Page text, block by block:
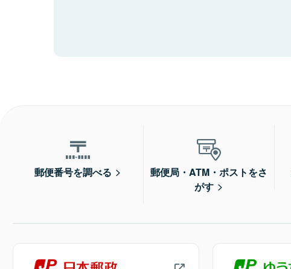
郵便番号を調べる
郵便局・ATM・ポストをさ
がす